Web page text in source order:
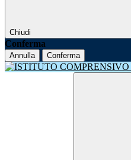
Chiudi
Conferma
Annulla Conferma